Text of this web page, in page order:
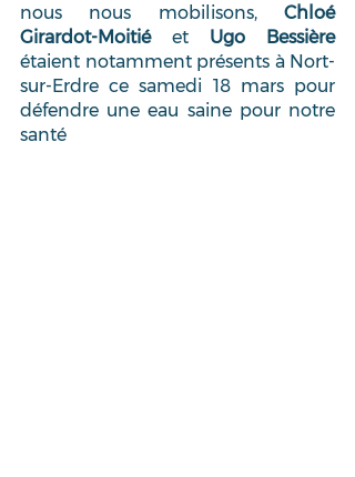
nous nous mobilisons, Chloé
Girardot-Moitié et Ugo Bessière
étaient notamment présents à Nort-
sur-Erdre ce samedi 18 mars pour
défendre une eau saine pour notre
santé